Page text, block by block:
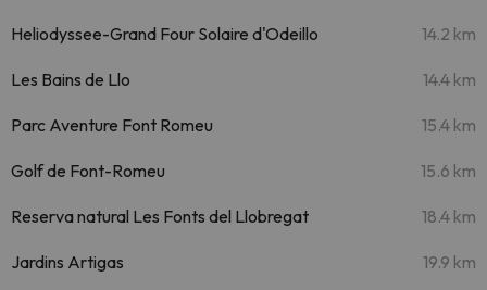
Heliodyssee-Grand Four Solaire d'Odeillo 14.2 km
Les Bains de Llo 14.4 km
Parc Aventure Font Romeu 15.4 km
Golf de Font-Romeu 15.6 km
Reserva natural Les Fonts del Llobregat 18.4 km
Jardins Artigas 19.9 km